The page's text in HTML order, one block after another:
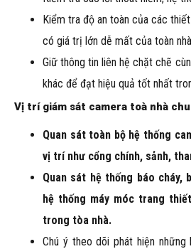
Kiểm tra độ an toàn của các
có giá trị lớn dễ mất của toàn
Giữ thông tin liên hệ chặt chẽ
khác để đạt hiệu quả tốt nhất
Vị trí giám sát camera toà nhà
Quan sát toàn bộ hệ thống
vị trí như cổng chính, sảnh,
Quan sát hệ thống báo cháy,
hệ thống máy móc trang
trong tòa nhà.
Chú ý theo dõi phát hiện